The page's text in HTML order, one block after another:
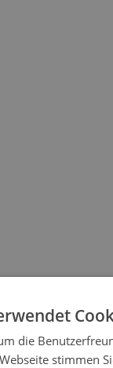
die
stimmen